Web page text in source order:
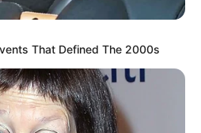
That Defined The 2000s